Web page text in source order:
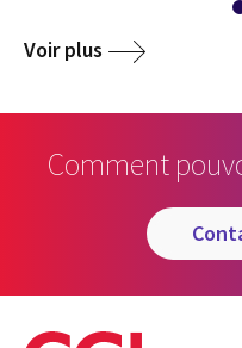
Voir plus
Comment